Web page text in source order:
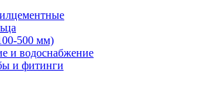
500 мм)
и водоснабжение
и фитинги